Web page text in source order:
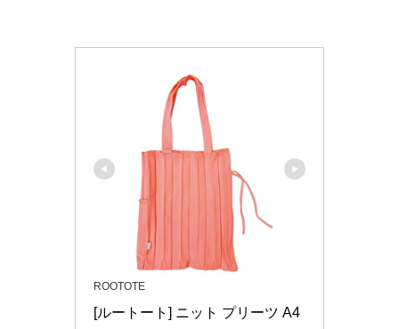
ROOTOTE
[ルートート] ニット プリーツ A4